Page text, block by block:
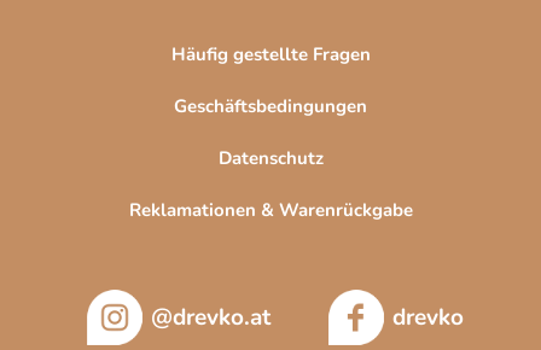
Häufig gestellte Fragen
Geschäftsbedingungen
Datenschutz
Reklamationen & Warenrückgabe
@drevko.at drevko